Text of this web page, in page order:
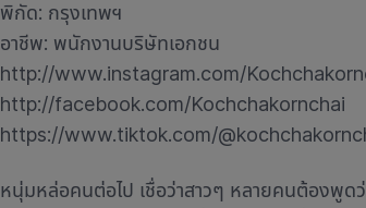
พิกัด: กรุงเทพฯ
อาชีพ: พนักงานบริษัทเอกชน
http://www.instagram.com/
http://facebook.com/Kochchakornchai
https://www.tiktok.com/
หนุ่มหล่อคนต่อไป เชื่อว่าสาวๆ หลายคนต้องพูด